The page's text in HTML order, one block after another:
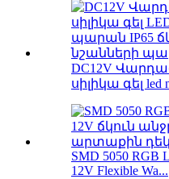
DC12V
սիլիկա գել led
SMD 5050 RGB
12V Flexible Wa...